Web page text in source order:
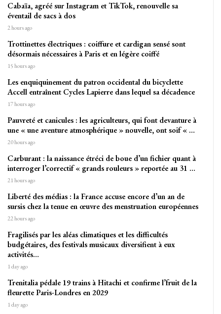
Cabaïa, agréé sur Instagram et TikTok, renouvelle sa
éventail de sacs à dos
2 hours ago
Trottinettes électriques : coiffure et cardigan sensé sont
désormais nécessaires à Paris et en légère coiffé
15 hours ago
Les enquiquinement du patron occidental du bicyclette
Accell entraînent Cycles Lapierre dans lequel sa décadence
17 hours ago
Pauvreté et canicules : les agriculteurs, qui font devanture à
une « une aventure atmosphérique » nouvelle, ont soif « …
20 hours ago
Carburant : la naissance étréci de boue d’un fichier quant à
interroger l’correctif « grands rouleurs » reportée au 31 …
21 hours ago
Liberté des médias : la France accuse encore d’un an de
sursis chez la tenue en œuvre des menstruation européennes
22 hours ago
Fragilisés par les aléas climatiques et les difficultés
budgétaires, des festivals musicaux diversifient à eux
activités…
1 day ago
Trenitalia pédale 19 trains à Hitachi et confirme l’fruit de la
fleurette Paris-Londres en 2029
1 day ago